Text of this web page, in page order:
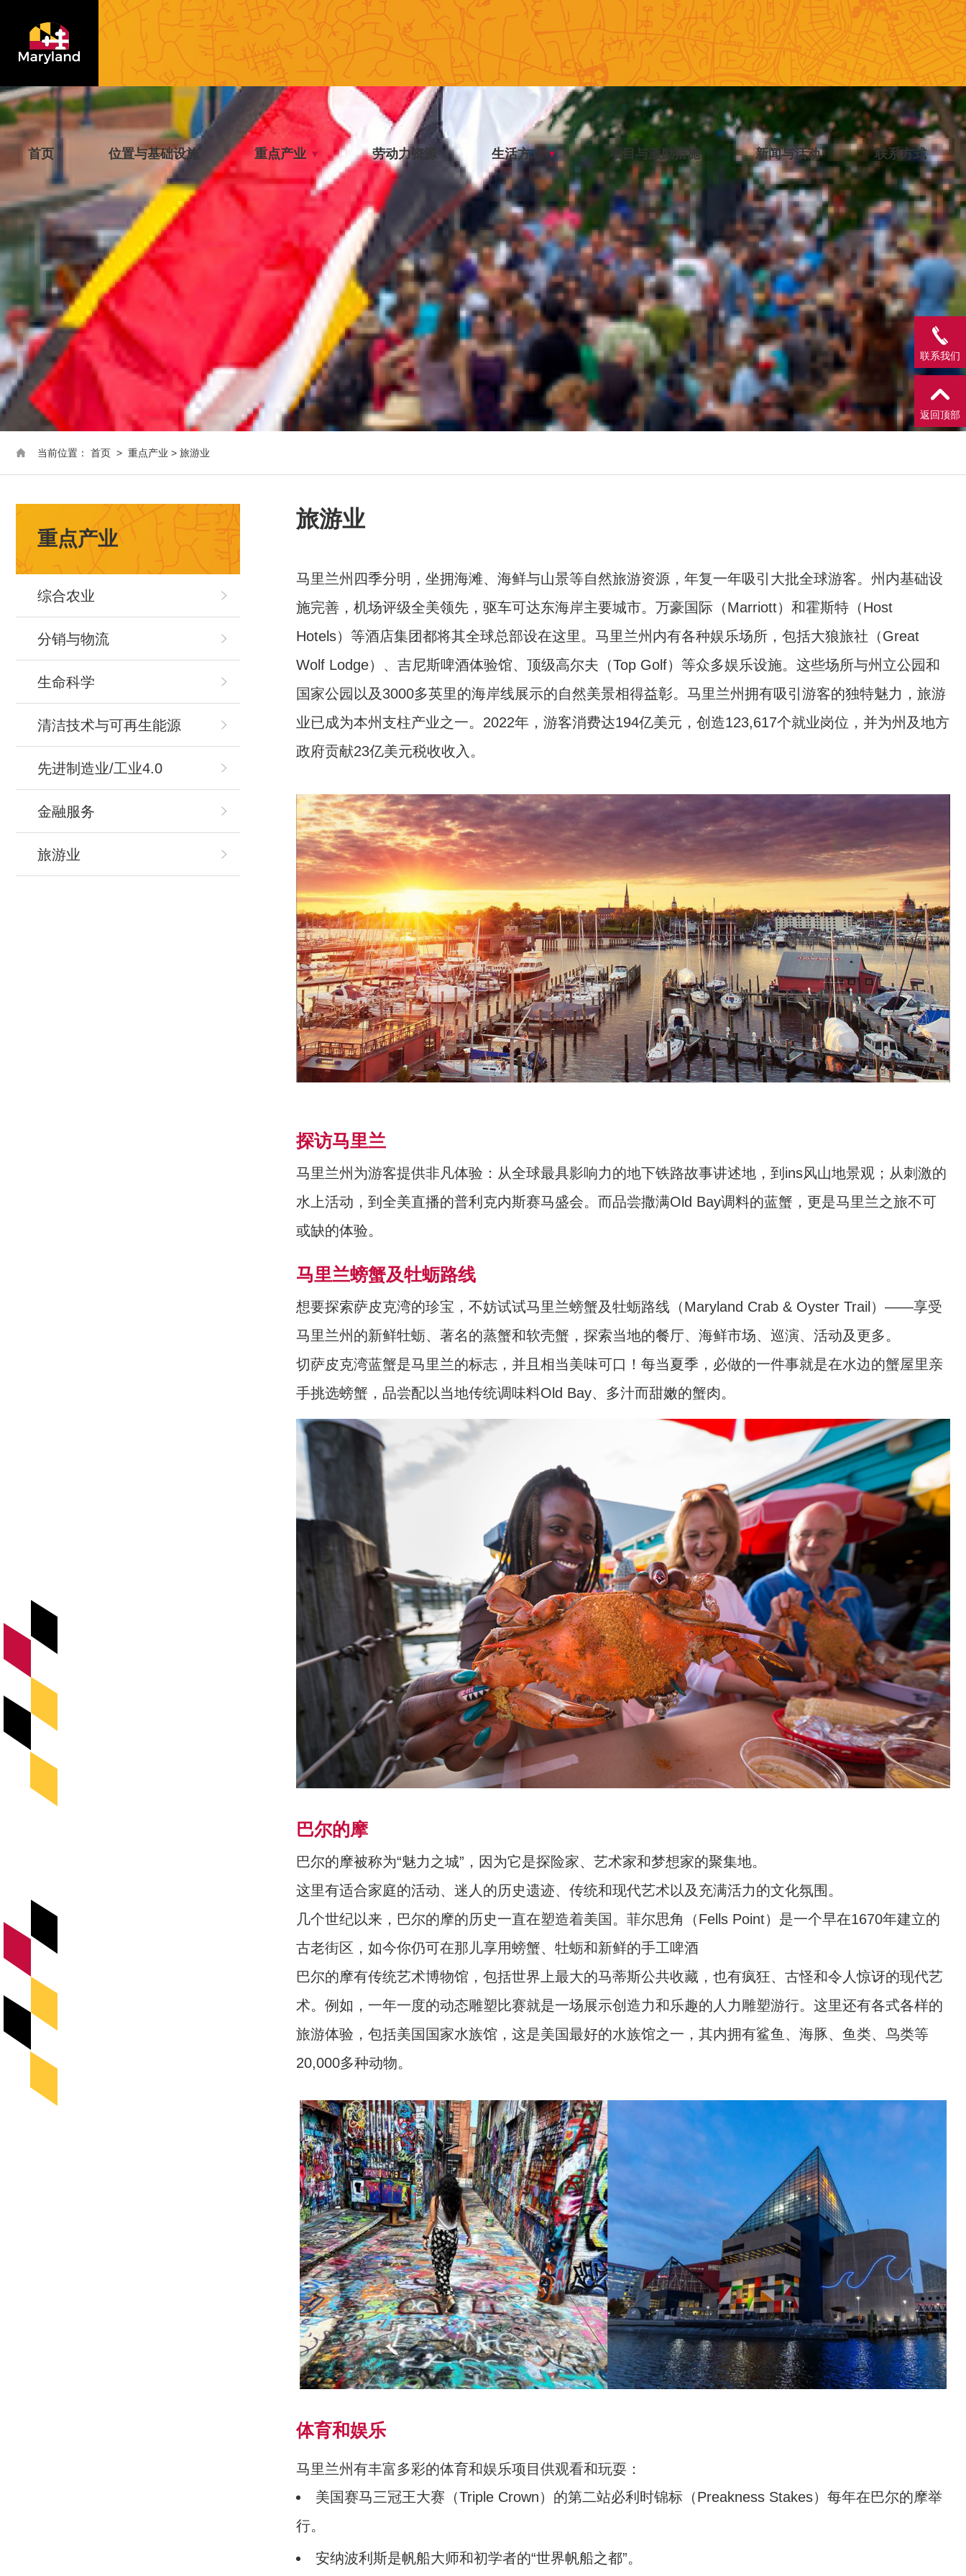
首页 位置与基础设施 重点产业 劳动力资源 生活方式 项目与激励措施 新闻与活动 联系方式
当前位置： 首页 > 重点产业 > 旅游业
重点产业
综合农业
分销与物流
生命科学
清洁技术与可再生能源
先进制造业/工业4.0
金融服务
旅游业
旅游业
马里兰州四季分明，坐拥海滩、海鲜与山景等自然旅游资源，年复一年吸引大批全球游客。州内基础设
施完善，机场评级全美领先，驱车可达东海岸主要城市。万豪国际（Marriott）和霍斯特（Host
Hotels）等酒店集团都将其全球总部设在这里。马里兰州内有各种娱乐场所，包括大狼旅社（Great
Wolf Lodge）、吉尼斯啤酒体验馆、顶级高尔夫（Top Golf）等众多娱乐设施。这些场所与州立公园和
国家公园以及 3000多英里的海岸线展示的自然美景相得益彰。 马里兰州拥有吸引游客的独特魅力，旅游
业已成为本州支柱产业之一。2022年，游客消费达194亿美元，创造123,617个就业岗位，并为州及地方
政府贡献23亿美元税收收入。
探访马里兰
马里兰州为游客提供非凡体验：从全球最具影响力的地下铁路故事讲述地，到ins风山地景观；从刺激的
水上活动，到全美直播的普利克内斯赛马盛会。而品尝撒满Old Bay调料的蓝蟹，更是马里兰之旅不可
或缺的体验。
马里兰螃蟹及牡蛎路线
想要探索萨皮克湾的珍宝，不妨试试马里兰螃蟹及牡蛎路线（Maryland Crab & Oyster Trail）——享受
马里兰州的新鲜牡蛎、著名的蒸蟹和软壳蟹，探索当地的餐厅、海鲜市场、巡演、活动及更多。
切萨皮克湾蓝蟹是马里兰的标志，并且相当美味可口！每当夏季，必做的一件事就是在水边的蟹屋里亲
手挑选螃蟹，品尝配以当地传统调味料Old Bay、多汁而甜嫩的蟹肉。
巴尔的摩
巴尔的摩被称为“魅力之城”，因为它是探险家、艺术家和梦想家的聚集地。
这里有适合家庭的活动、迷人的历史遗迹、传统和现代艺术以及充满活力的文化氛围。
几个世纪以来，巴尔的摩的历史一直在塑造着美国。菲尔思角（Fells Point）是一个早在1670年建立的
古老街区，如今你仍可在那儿享用螃蟹、牡蛎和新鲜的手工啤酒
巴尔的摩有传统艺术博物馆，包括世界上最大的马蒂斯公共收藏，也有疯狂、古怪和令人惊讶的现代艺
术。例如，一年一度的动态雕塑比赛就是一场展示创造力和乐趣的人力雕塑游行。这里还有各式各样的
旅游体验，包括美国国家水族馆，这是美国最好的水族馆之一，其内拥有鲨鱼、海豚、鱼类、鸟类等
20,000多种动物。
体育和娱乐
马里兰州有丰富多彩的体育和娱乐项目供观看和玩耍：
美国赛马三冠王大赛（Triple Crown）的第二站必利时锦标（Preakness Stakes）每年在巴尔的摩举
行。
安纳波利斯是帆船大师和初学者的“世界帆船之都”。
联系我们
返回顶部